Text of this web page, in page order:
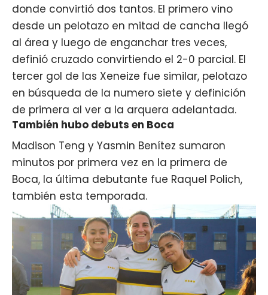
donde convirtió dos tantos. El primero vino
desde un pelotazo en mitad de cancha llegó
al área y luego de enganchar tres veces,
definió cruzado convirtiendo el 2-0 parcial. El
tercer gol de las Xeneize fue similar, pelotazo
en búsqueda de la numero siete y definición
de primera al ver a la arquera adelantada.
También hubo debuts en Boca
Madison Teng y Yasmin Benítez sumaron
minutos por primera vez en la primera de
Boca, la última debutante fue Raquel Polich,
también esta temporada.